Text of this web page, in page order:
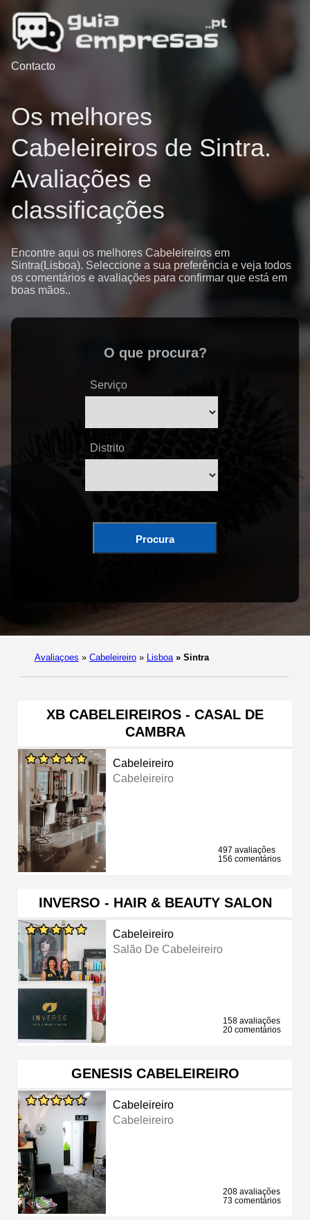
Contacto
Os melhores
Cabeleireiros de Sintra.
Avaliações e
classificações
Encontre aqui os melhores Cabeleireiros em
Sintra(Lisboa). Seleccione a sua preferência e veja todos
os comentários e avaliações para confirmar que está em
boas mãos..
O que procura?
Serviço
Distrito
Procura
Avaliaçoes » Cabeleireiro » Lisboa » Sintra
XB CABELEIREIROS - CASAL DE
CAMBRA
Cabeleireiro
Cabeleireiro
497 avaliações
156 comentários
INVERSO - HAIR & BEAUTY SALON
Cabeleireiro
Salão De Cabeleireiro
158 avaliações
20 comentários
GENESIS CABELEIREIRO
Cabeleireiro
Cabeleireiro
208 avaliações
73 comentários